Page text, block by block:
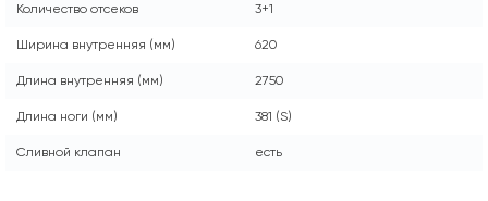
Количество отсеков 3+1
Ширина внутренняя (мм) 620
Длина внутренняя (мм) 2750
Длина ноги (мм) 381 (S)
Сливной клапан есть